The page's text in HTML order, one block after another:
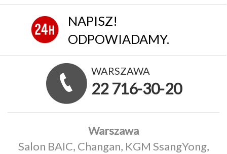
NAPISZ!
ODPOWIADAMY.
WARSZAWA
22 716-30-20
Warszawa
Salon BAIC, Changan, KGM SsangYong,